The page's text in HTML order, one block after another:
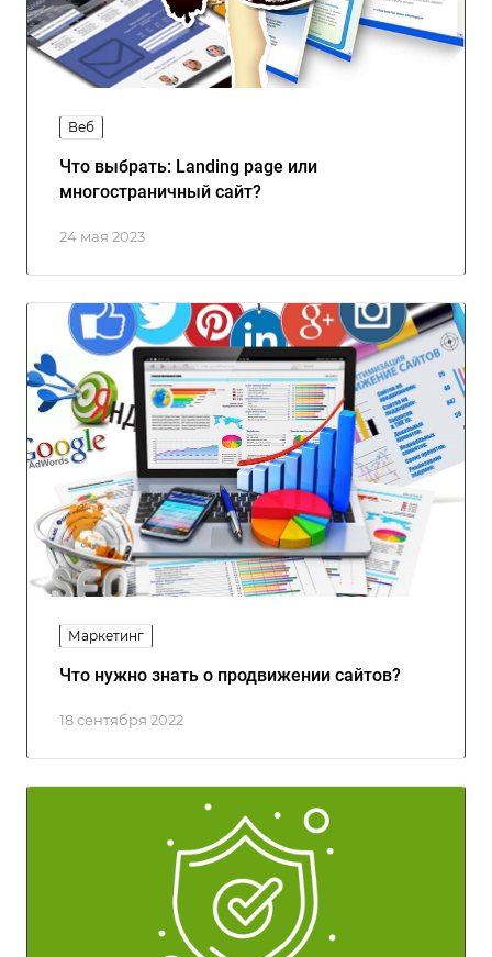
Веб
24 мая 2023
Что выбрать: Landing page или
многостраничный сайт?
Маркетинг
18 сентября 2022
Что нужно знать о продвижении сайтов?